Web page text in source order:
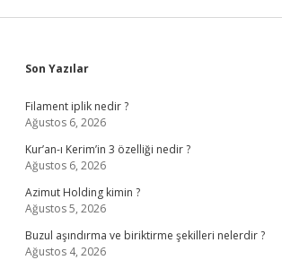
Sidebar
Son Yazılar
Filament iplik nedir ?
Ağustos 6, 2026
Kur’an-ı Kerim’in 3 özelliği nedir ?
Ağustos 6, 2026
Azimut Holding kimin ?
Ağustos 5, 2026
Buzul aşındırma ve biriktirme şekilleri nelerdir ?
Ağustos 4, 2026